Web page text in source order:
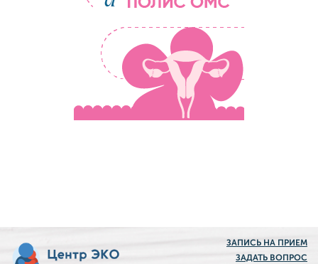
ЗАПИСЬ НА ПРИЕМ
ЗАДАТЬ ВОПРОС